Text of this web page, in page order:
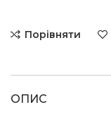
Порівняти
ОПИС